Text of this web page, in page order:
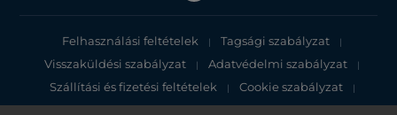
Felhasználási feltételek | Tagsági szabályzat |
Visszaküldési szabályzat | Adatvédelmi szabályzat |
Szállítási és fizetési feltételek | Cookie szabályzat |
Adatvédelmi tájékoztató